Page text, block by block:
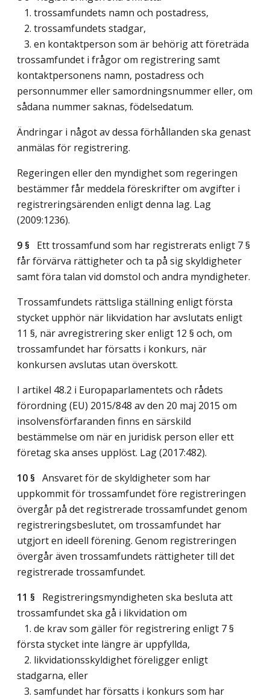
1. trossamfundets namn och postadress,
2. trossamfundets stadgar,
3. en kontaktperson som är behörig att företräda
trossamfundet i frågor om registrering samt
kontaktpersonens namn, postadress och
personnummer eller samordningsnummer eller, om
sådana nummer saknas, födelsedatum.
Ändringar i något av dessa förhållanden ska genast
anmälas för registrering.
Regeringen eller den myndighet som regeringen
bestämmer får meddela föreskrifter om avgifter i
registreringsärenden enligt denna lag. Lag
(2009:1236).
9 § Ett trossamfund som har registrerats enligt 7 §
får förvärva rättigheter och ta på sig skyldigheter
samt föra talan vid domstol och andra myndigheter.
Trossamfundets rättsliga ställning enligt första
stycket upphör när likvidation har avslutats enligt
11 §, när avregistrering sker enligt 12 § och, om
trossamfundet har försatts i konkurs, när
konkursen avslutas utan överskott.
I artikel 48.2 i Europaparlamentets och rådets
förordning (EU) 2015/848 av den 20 maj 2015 om
insolvensförfaranden finns en särskild
bestämmelse om när en juridisk person eller ett
företag ska anses upplöst. Lag (2017:482).
10 § Ansvaret för de skyldigheter som har
uppkommit för trossamfundet före registreringen
övergår på det registrerade trossamfundet genom
registreringsbeslutet, om trossamfundet har
utgjort en ideell förening. Genom registreringen
övergår även trossamfundets rättigheter till det
registrerade trossamfundet.
11 § Registreringsmyndigheten ska besluta att
trossamfundet ska gå i likvidation om
1. de krav som gäller för registrering enligt 7 §
första stycket inte längre är uppfyllda,
2. likvidationsskyldighet föreligger enligt
stadgarna, eller
3. samfundet har försatts i konkurs som har